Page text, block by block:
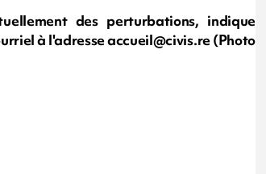
des perturbations, indique
à l'adresseaccueil@civis.re(Photo